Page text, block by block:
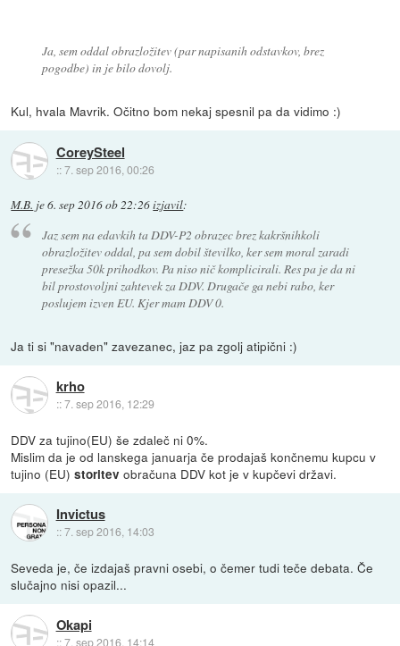
Ja, sem oddal obrazložitev (par napisanih odstavkov, brez
pogodbe) in je bilo dovolj.
Kul, hvala Mavrik. Očitno bom nekaj spesnil pa da vidimo :)
CoreySteel
::7. sep 2016, 00:26
M.B. je6. sep 2016 ob 22:26izjavil:
Jaz sem na edavkih ta DDV-P2 obrazec brez kakršnihkoli
obrazložitev oddal, pa sem dobil številko, ker sem moral zaradi
presežka 50k prihodkov. Pa niso nič komplicirali. Res pa je da ni
bil prostovoljni zahtevek za DDV. Drugače ga nebi rabo, ker
poslujem izven EU. Kjer mam DDV 0.
Ja ti si "navaden" zavezanec, jaz pa zgolj atipični :)
krho
::7. sep 2016, 12:29
DDV za tujino(EU) še zdaleč ni 0%.
Mislim da je od lanskega januarja če prodajaš končnemu kupcu v
tujino (EU)storitev obračuna DDV kot je v kupčevi državi.
Invictus
::7. sep 2016, 14:03
Seveda je, če izdajaš pravni osebi, o čemer tudi teče debata. Če
slučajno nisi opazil...
Okapi
::7. sep 2016, 14:14